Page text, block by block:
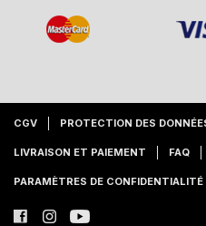
CGV PROTECTION DES
LIVRAISON ET PAIEMENT FAQ
PARAMÈTRES DE CONFIDENTIALITÉ